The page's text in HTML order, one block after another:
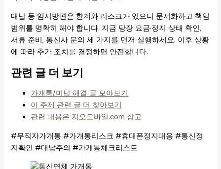
대납 등 임시방편은 한계와 리스크가 있으니 문서화하고 책임
범위를 명확히 해야 합니다. 지금 당장 요금·정지 상태 확인,
서류 준비, 통신사 문의 세 가지를 먼저 실행하세요. 이후 상황
에 따라 추가 조치를 결정하면 안전합니다.
관련 글 더 보기
가개통/미납 해결 글 모아보기
이 주제 관련 글 더 찾아보기
관련 내용은 지오모바일.com 참고
#무직자가개통 #가개통리스크 #휴대폰정지대응 #통신정
지확인 #대납주의 #가개통체크리스트